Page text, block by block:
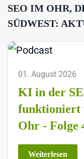
SEO IM OHR,
SÜDWEST:
01. August 2026
KI in der
funktioniert
Ohr - Folge
Weiterlesen